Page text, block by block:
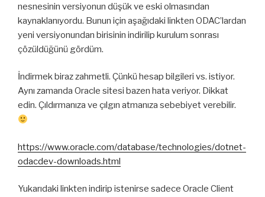
nesnesinin versiyonun düşük ve eski olmasından
kaynaklanıyordu. Bunun için aşağıdaki linkten ODAC’lardan
yeni versiyonundan birisinin indirilip kurulum sonrası
çözüldüğünü gördüm.
İndirmek biraz zahmetli. Çünkü hesap bilgileri vs. istiyor.
Aynı zamanda Oracle sitesi bazen hata veriyor. Dikkat
edin. Çıldırmanıza ve çılgın atmanıza sebebiyet verebilir.
https://www.oracle.com/database/technologies/dotnet-
odacdev-downloads.html
Yukarıdaki linkten indirip istenirse sadece Oracle Client